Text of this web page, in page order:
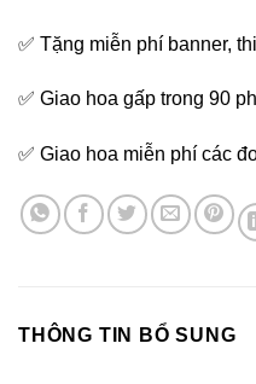
✅ Tặng miễn phí banner,
✅ Giao hoa gấp trong 90
✅ Giao hoa miễn phí các
THÔNG TIN BỔ SUNG